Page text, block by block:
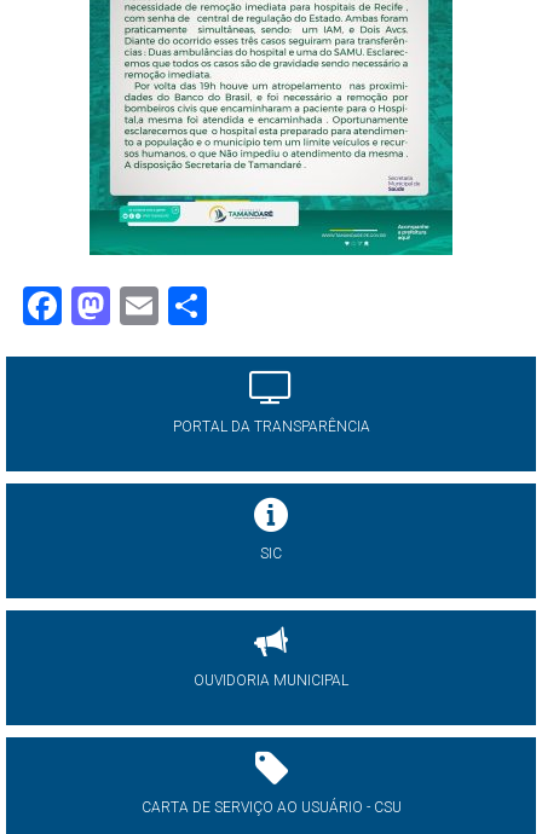
Facebook
Mastodon
Email
PORTAL DA TRANSPARÊNCIA
SIC
OUVIDORIA MUNICIPAL
CARTA DE SERVIÇO AO USUÁRIO - CSU